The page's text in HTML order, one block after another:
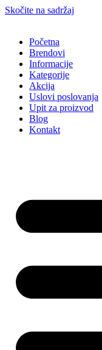
Skočite na sadržaj
Početna
Brendovi
Informacije
Kategorije
Akcija
Uslovi poslovanja
Upit za proizvod
Blog
Kontakt